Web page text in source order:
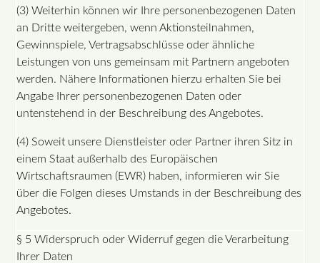
(3) Weiterhin können wir Ihre personenbezogenen Daten
an Dritte weitergeben, wenn Aktionsteilnahmen,
Gewinnspiele, Vertragsabschlüsse oder ähnliche
Leistungen von uns gemeinsam mit Partnern angeboten
werden. Nähere Informationen hierzu erhalten Sie bei
Angabe Ihrer personenbezogenen Daten oder
untenstehend in der Beschreibung des Angebotes.
(4) Soweit unsere Dienstleister oder Partner ihren Sitz in
einem Staat außerhalb des Europäischen
Wirtschaftsraumen (EWR) haben, informieren wir Sie
über die Folgen dieses Umstands in der Beschreibung des
Angebotes.
§ 5 Widerspruch oder Widerruf gegen die Verarbeitung
Ihrer Daten